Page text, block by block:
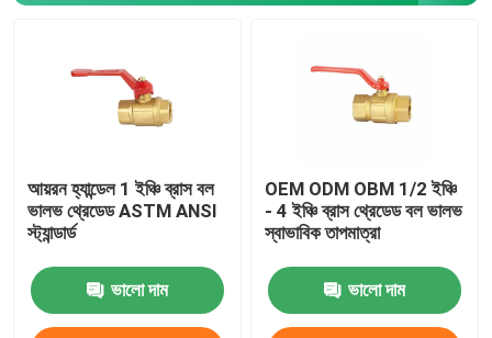
আয়রন হ্যান্ডেল 1 ইঞ্চি ব্রাস বল
ভালভ থ্রেডেড ASTM ANSI
স্ট্যান্ডার্ড
ভালো দাম
OEM ODM OBM 1/2 ইঞ্চি
- 4 ইঞ্চি ব্রাস থ্রেডেড বল ভালভ
স্বাভাবিক তাপমাত্রা
ভালো দাম